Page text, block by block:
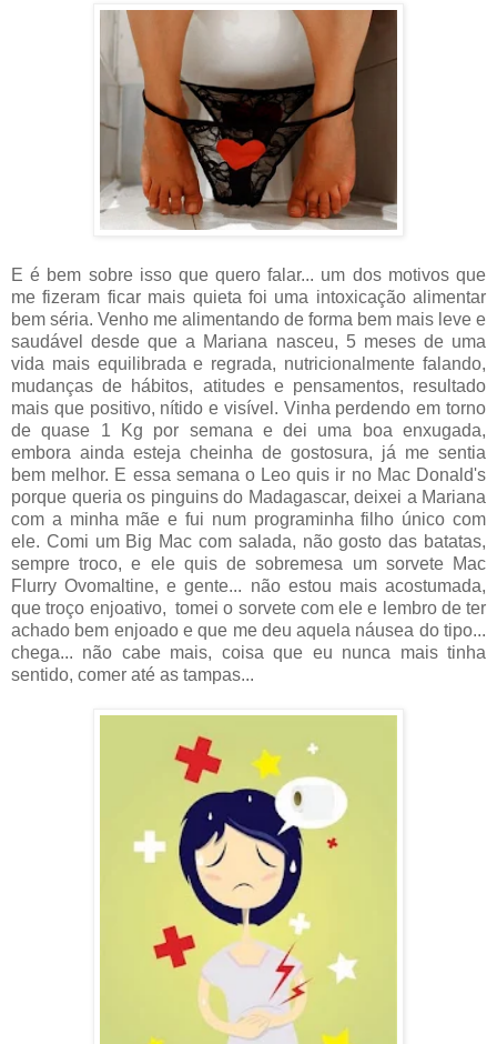
E é bem sobre isso que quero falar... um dos motivos que
me fizeram ficar mais quieta foi uma intoxicação alimentar
bem séria. Venho me alimentando de forma bem mais leve e
saudável desde que a Mariana nasceu, 5 meses de uma
vida mais equilibrada e regrada, nutricionalmente falando,
mudanças de hábitos, atitudes e pensamentos, resultado
mais que positivo, nítido e visível. Vinha perdendo em torno
de quase 1 Kg por semana e dei uma boa enxugada,
embora ainda esteja cheinha de gostosura, já me sentia
bem melhor. E essa semana o Leo quis ir no Mac Donald's
porque queria os pinguins do Madagascar, deixei a Mariana
com a minha mãe e fui num programinha filho único com
ele. Comi um Big Mac com salada, não gosto das batatas,
sempre troco, e ele quis de sobremesa um sorvete Mac
Flurry Ovomaltine, e gente... não estou mais acostumada,
que troço enjoativo, tomei o sorvete com ele e lembro de ter
achado bem enjoado e que me deu aquela náusea do tipo...
chega... não cabe mais, coisa que eu nunca mais tinha
sentido, comer até as tampas...